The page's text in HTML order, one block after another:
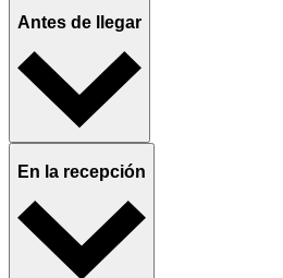
Antes de llegar
En la recepción